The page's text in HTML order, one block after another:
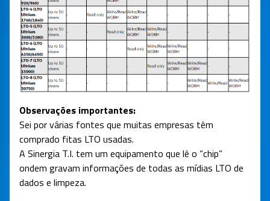
Observações importantes:
Sei por várias fontes que muitas empresas têm
comprado fitas LTO usadas.
A Sinergia T.I. tem um equipamento que lê o “chip”
ondem gravam informações de todas as mídias LTO de
dados e limpeza.